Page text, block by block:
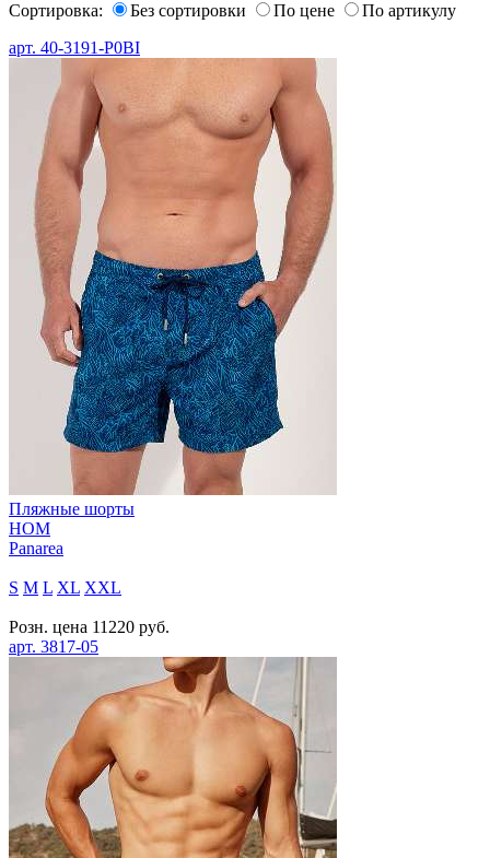
Сортировка: Без сортировки По цене
По артикулу
арт. 40-3191-P0BI
Пляжные шорты
HOM
Panarea
S M L XL XXL
Розн. цена 11220 руб.
арт. 3817-05